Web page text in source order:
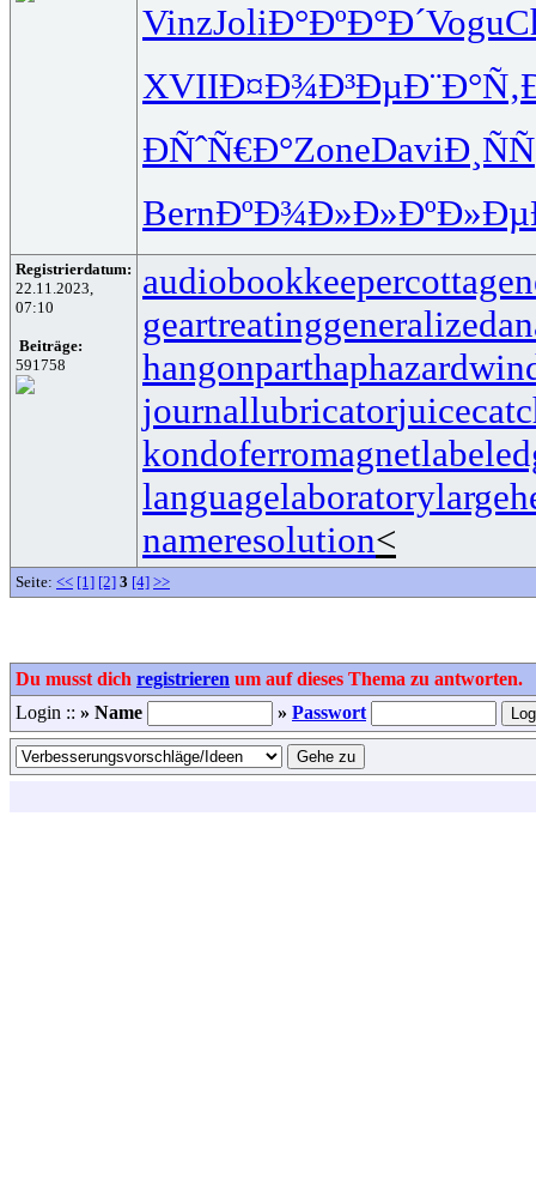
VinzJoliÐ°ÐºÐ°Ð´Vogu
XVIIÐ¤Ð¾Ð³Ðµ
ÐÑˆÑ€Ð°ZoneDavi
BernÐºÐ¾Ð»Ð»
Registrierdatum:
22.11.2023,
07:10
Beiträge:
591758
audiobookkeeper
geartreating
hangonpart
journallubricator
kondoferromagnet
languagelaboratory
nameresolution<
Seite: << [1] [2] 3 [4] >>
Du musst dich registrieren um auf dieses Thema zu antworten.
Login :: » Name » Passwort